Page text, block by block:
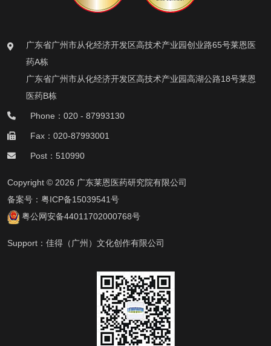
广东省广州市从化经济开发区高技术产业园创业路65号莱恩医
药A栋
广东省广州市从化经济开发区高技术产业园高湖公路18号莱恩
医药B栋
Phone：020 - 87993130
Fax：020-87993001
Post：510990
Copyright © 2026 广东莱恩医药研究院有限公司
备案号： 粤ICP备15039541号
粤公网安备44011702000768号
Support： 佳得（广州）文化创作有限公司